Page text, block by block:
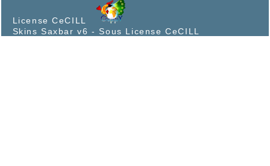
License CeCILL
Skins Saxbar v6 - Sous License CeCILL